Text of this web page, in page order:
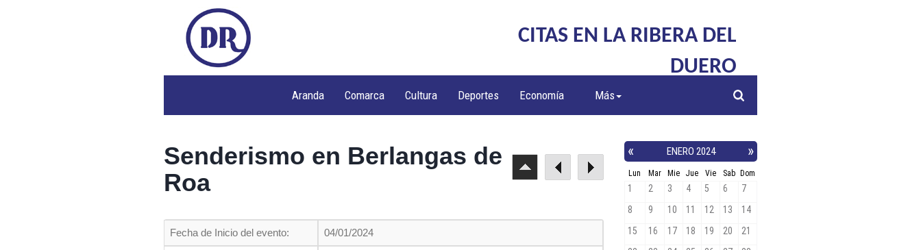
CITAS EN LA RIBERA DEL
DUERO
Aranda Comarca Cultura Deportes Economía Más
Senderismo en Berlangas de
Roa
Fecha de Inicio del evento: 04/01/2024